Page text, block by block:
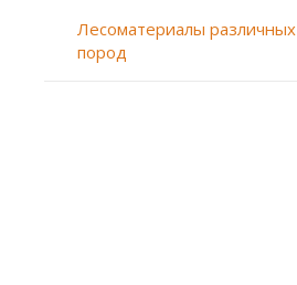
Лесоматериалы различных
пород